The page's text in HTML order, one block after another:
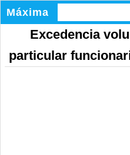
Máxima
Excedencia
particular